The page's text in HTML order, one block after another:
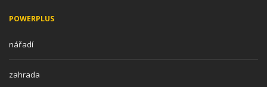
POWERPLUS
nářadí
zahrada